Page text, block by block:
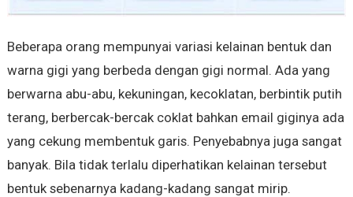
Beberapa orang mempunyai variasi kelainan bentuk dan
warna gigi yang berbeda dengan gigi normal. Ada yang
berwarna abu-abu, kekuningan, kecoklatan, berbintik putih
terang, berbercak-bercak coklat bahkan email giginya ada
yang cekung membentuk garis. Penyebabnya juga sangat
banyak. Bila tidak terlalu diperhatikan kelainan tersebut
bentuk sebenarnya kadang-kadang sangat mirip.